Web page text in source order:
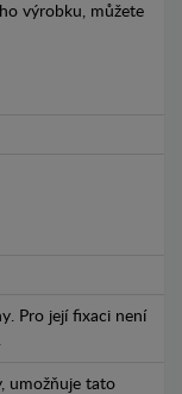
výrobku, můžete
Pro její fixaci není
umožňuje tato